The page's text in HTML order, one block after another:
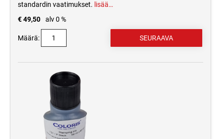
standardin vaatimukset. lisää…
€ 49,50
alv 0 %
Määrä: